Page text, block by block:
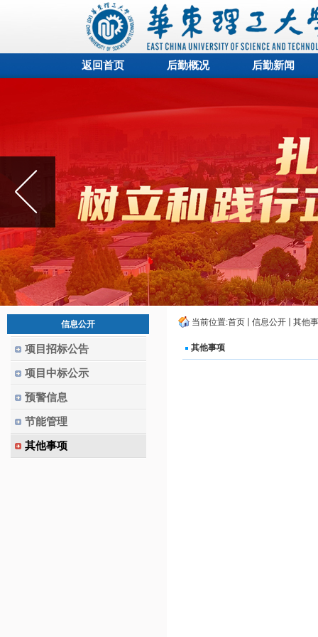
返回首页 后勤概况 后勤新闻
信息公开
项目招标公告
项目中标公示
预警信息
节能管理
其他事项
当前位置:首页 信息公开 其他
其他事项